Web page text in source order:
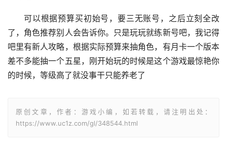
可以根据预算买初始号，要三无账号，之后立刻全改
了，角色推荐别人会告诉你。只是玩玩就练新号吧，我记得
吧里有新人攻略，根据实际预算来抽角色，有月卡一个版本
差不多能抽一个五星，刚开始玩的时候是这个游戏最惊艳你
的时候，等级高了就没事干只能养老了
原创文章，作者：游戏小编，如若转载，请注明出处：
https://www.uc1z.com/gl/348544.html